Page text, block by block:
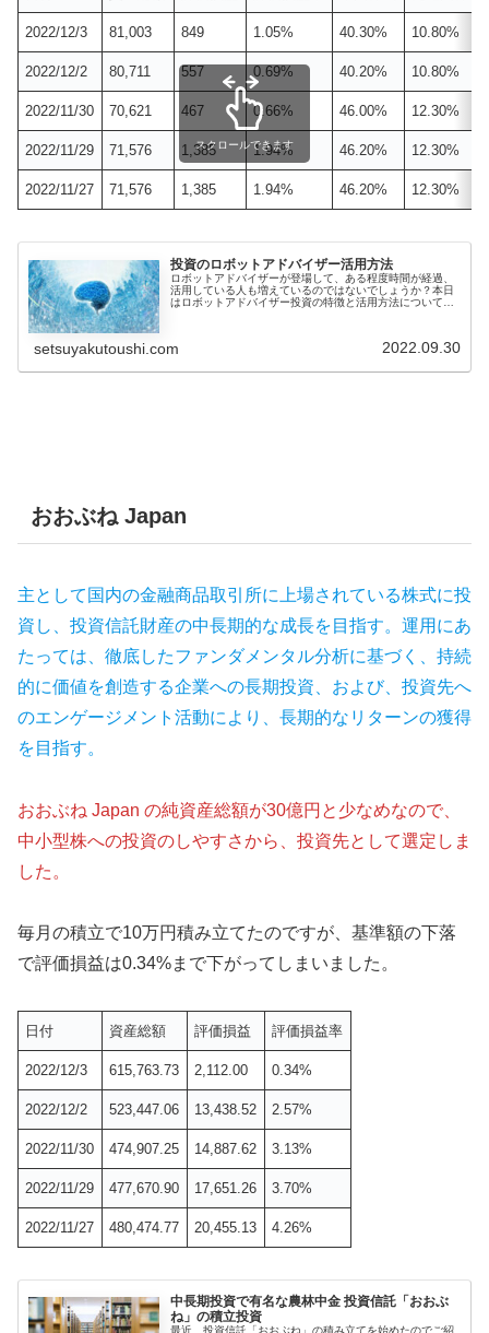
2022/12/3 81,003 849 1.05% 40.30% 10.80%
2022/12/2 80,711 557 0.69% 40.20% 10.80%
2022/11/30 70,621 467 0.66% 46.00% 12.30%
2022/11/29 71,576 1,385 1.94% 46.20% 12.30%
2022/11/27 71,576 1,385 1.94% 46.20% 12.30%
スクロールできます
投資のロボットアドバイザー活用方法
ロボットアドバイザーが登場して、ある程度時間が経過、
活用している人も増えているのではないでしょうか？本日
はロボットアドバイザー投資の特徴と活用方法について共
setsuyakutoushi.com 2022.09.30
おおぶね Japan
主として国内の金融商品取引所に上場されている株式に投
資し、投資信託財産の中長期的な成長を目指す。運用にあ
たっては、徹底したファンダメンタル分析に基づく、持続
的に価値を創造する企業への長期投資、および、投資先へ
のエンゲージメント活動により、長期的なリターンの獲得
を目指す。
おおぶね Japan の純資産総額が30億円と少なめなので、
中小型株への投資のしやすさから、投資先として選定しま
した。
毎月の積立で10万円積み立てたのですが、基準額の下落
で評価損益は0.34%まで下がってしまいました。
日付 資産総額 評価損益 評価損益率
2022/12/3 615,763.73 2,112.00 0.34%
2022/12/2 523,447.06 13,438.52 2.57%
2022/11/30 474,907.25 14,887.62 3.13%
2022/11/29 477,670.90 17,651.26 3.70%
2022/11/27 480,474.77 20,455.13 4.26%
中長期投資で有名な農林中金 投資信託「おおぶ
ね」の積立投資